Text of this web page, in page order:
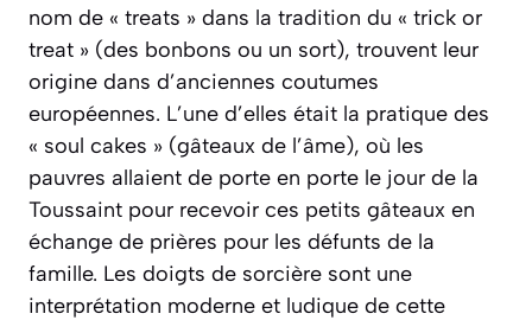
nom de « treats » dans la tradition du « trick or
treat » (des bonbons ou un sort), trouvent leur
origine dans d’anciennes coutumes
européennes. L’une d’elles était la pratique des
« soul cakes » (gâteaux de l’âme), où les
pauvres allaient de porte en porte le jour de la
Toussaint pour recevoir ces petits gâteaux en
échange de prières pour les défunts de la
famille. Les doigts de sorcière sont une
interprétation moderne et ludique de cette